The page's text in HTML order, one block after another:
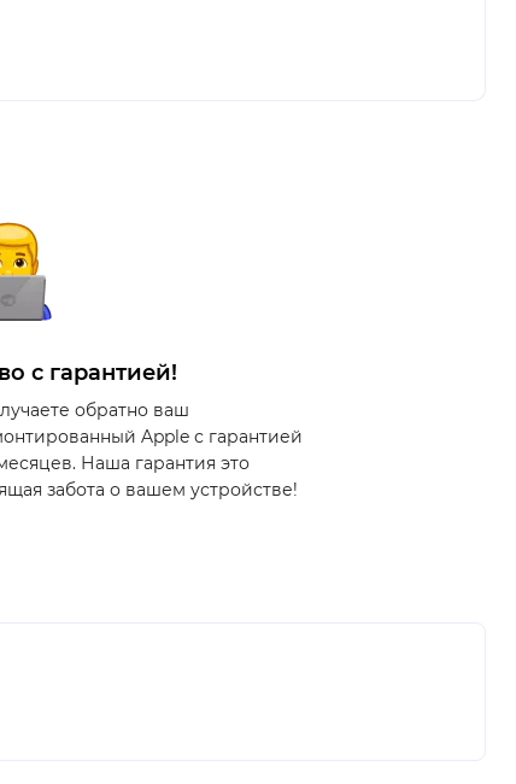
с гарантией!
обратно ваш
Apple с гарантией
Наша гарантия это
забота о вашем устройстве!